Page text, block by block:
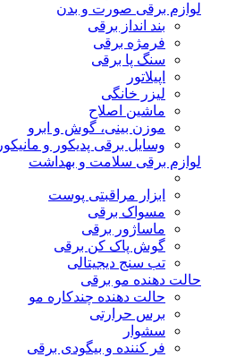
لوازم برقی صورت و بدن
بند انداز برقی
فرمژه برقی
سنگ پا برقی
اپیلاتور
لیزر خانگی
ماشین اصلاح
موزن بینی، گوش و ابرو
وسایل برقی پدیکور و مانیکور
لوازم برقی سلامت و بهداشت
ابزار مراقبتی پوست
مسواک برقی
ماساژور برقی
گوش پاک کن برقی
تب سنج دیجیتالی
حالت دهنده مو برقی
حالت دهنده چندکاره مو
برس حرارتی
سشوار
فر کننده و بیگودی برقی